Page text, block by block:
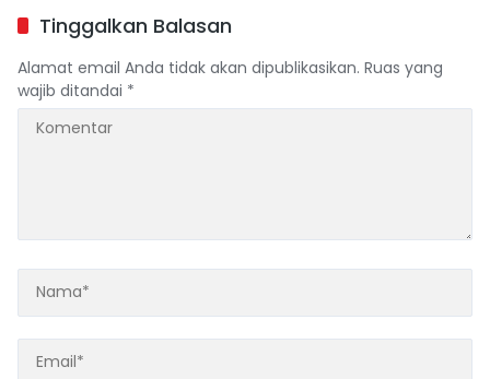
Tinggalkan Balasan
Alamat email Anda tidak akan dipublikasikan. Ruas yang
wajib ditandai *